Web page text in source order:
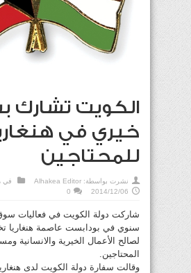
الكويت تشارك
خيري في
للمحتاجين
نشرت بواسطة: Alhakea Editor في
2014/12/06
0
شاركت دولة الكويت في فعاليات
سنوي في بودابست عاصمة هنغاريا
لصالح الأعمال الخيرية والانسانية
المحتاجين.
وقالت سفارة دولة الكويت لدى